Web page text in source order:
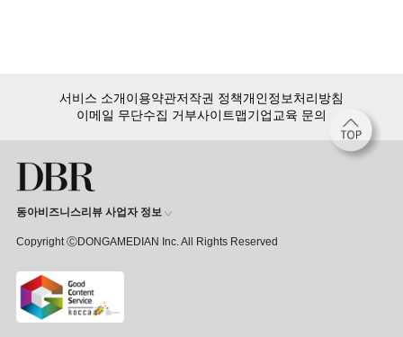
15,000여 건의 DBR 콘텐츠를
서비스 소개이용약관저작권 정책개인정보처리방침
이메일 무단수집 거부사이트맵기업교육 문의
동아비즈니스리뷰 사업자 정보
Copyright ⒸDONGAMEDIAN Inc. All Rights Reserved